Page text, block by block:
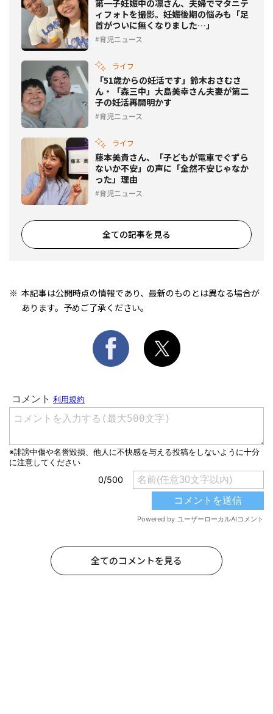
第一子妊娠中の凛さん、夫婦でマタニテ
ィフォトを撮影。妊娠後期の悩みも「足
首がついに無くなりました…」
育児ニュース
ライフ
「51歳からの妊活です」鈴木おさむさ
ん・「森三中」大島美幸さん夫妻が第二
子の妊活再開明かす
育児ニュース
ライフ
藤本美貴さん、「子どもが電車でぐずら
ないか不安」の声に「全然不安じゃなか
った」理由
育児ニュース
全ての記事を見る
本記事は公開時点の情報であり、最新のものとは異なる場合が
あります。予めご了承ください。
全てのコメントを見る